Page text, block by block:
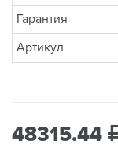
Гарантия
Артикул
48315.44